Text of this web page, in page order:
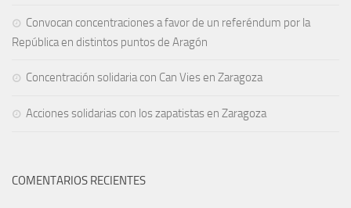
Convocan concentraciones a favor de un referéndum por la
República en distintos puntos de Aragón
Concentración solidaria con Can Vies en Zaragoza
Acciones solidarias con los zapatistas en Zaragoza
COMENTARIOS RECIENTES